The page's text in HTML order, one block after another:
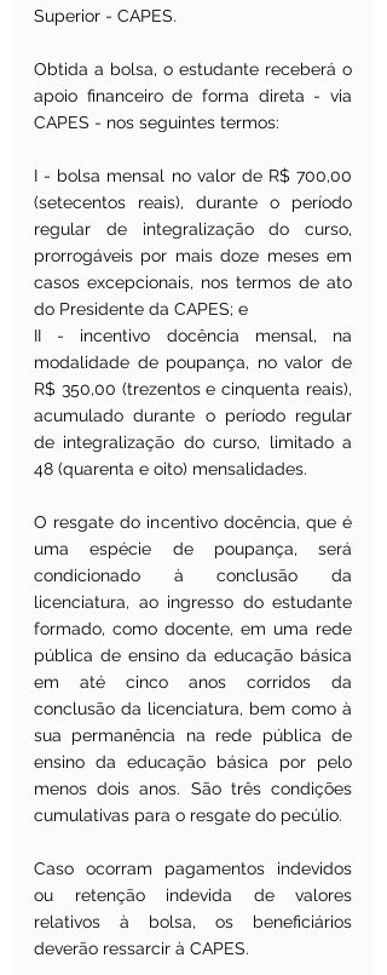
Superior - CAPES.
Obtida a bolsa, o estudante receberá o
apoio financeiro de forma direta - via
CAPES - nos seguintes termos:
I - bolsa mensal no valor de R$ 700,00
(setecentos reais), durante o período
regular de integralização do curso,
prorrogáveis por mais doze meses em
casos excepcionais, nos termos de ato
do Presidente da CAPES; e
II - incentivo docência mensal, na
modalidade de poupança, no valor de
R$ 350,00 (trezentos e cinquenta reais),
acumulado durante o período regular
de integralização do curso, limitado a
48 (quarenta e oito) mensalidades.
O resgate do incentivo docência, que é
uma espécie de poupança, será
condicionado à conclusão da
licenciatura, ao ingresso do estudante
formado, como docente, em uma rede
pública de ensino da educação básica
em até cinco anos corridos da
conclusão da licenciatura, bem como à
sua permanência na rede pública de
ensino da educação básica por pelo
menos dois anos. São três condições
cumulativas para o resgate do pecúlio.
Caso ocorram pagamentos indevidos
ou retenção indevida de valores
relativos à bolsa, os beneficiários
deverão ressarcir à CAPES.